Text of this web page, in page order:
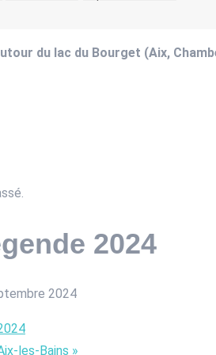
du lac du Bourget (Aix,
2024
2024
les-Bains »